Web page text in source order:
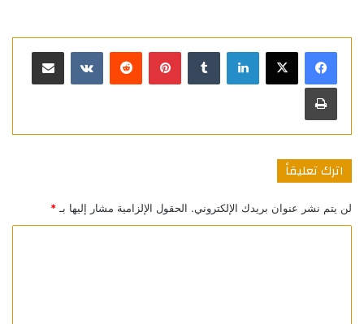
لينكدإن بينتيريست مشاركة عبر البريد
طباعة
اترك تعليقاً
لن يتم نشر عنوان بريدك الإلكتروني. الحقول الإلزامية مشار إليها بـ *